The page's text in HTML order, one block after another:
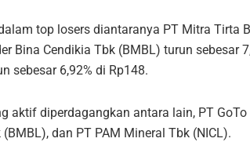
top losers diantaranya PT Mitra Tirta
Bina Cendikia Tbk (BMBL) turun sebesar
sebesar 6,92% di Rp148.
aktif diperdagangkan antara lain, PT
dan PT PAM Mineral Tbk (NICL).